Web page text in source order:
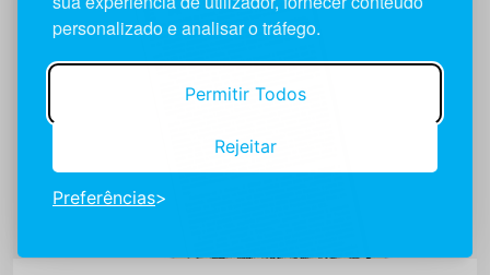
personalizado e analisar o tráfego.
Permitir Todos
Rejeitar
Preferências